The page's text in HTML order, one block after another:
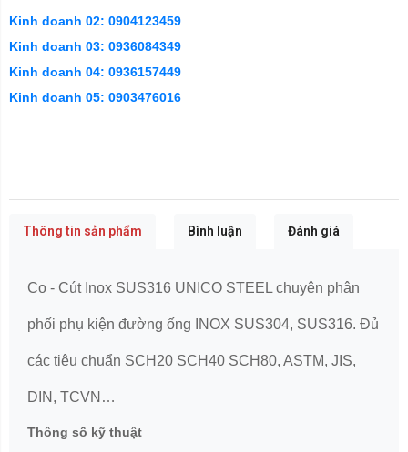
Kinh doanh 02: 0904123459
Kinh doanh 03: 0936084349
Kinh doanh 04: 0936157449
Kinh doanh 05: 0903476016
Thông tin sản phẩm Bình luận Đánh giá
Co - Cút Inox SUS316 UNICO STEEL chuyên phân
phối phụ kiện đường ống INOX SUS304, SUS316. Đủ
các tiêu chuẩn SCH20 SCH40 SCH80, ASTM, JIS,
DIN, TCVN…
Thông số kỹ thuật